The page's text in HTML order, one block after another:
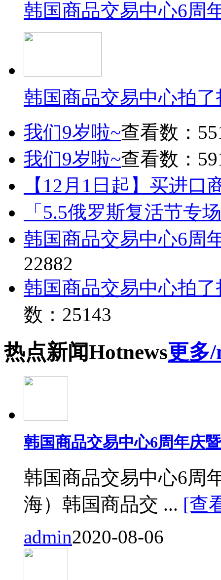
韩国商品交易中心6周
韩国商品交易中心拍
我们9岁啦~查看数：
我们9岁啦~查看数：
【12月1日起】买进口
「5.5俄罗斯复活节专
韩国商品交易中心6周
22882
韩国商品交易中心拍
数：25143
热点新闻Hotnews更多
韩国商品交易中心6周年庆
韩国商品交易中心6周
海）韩国商品交 ... [查
admin2020-08-06